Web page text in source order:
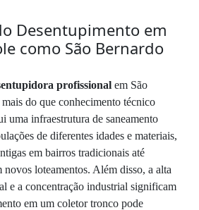
Desentupimento em
como São Bernardo
profissional em São
do que conhecimento técnico
uma infraestrutura de saneamento
de diferentes idades e materiais,
em bairros tradicionais até
novos loteamentos. Além disso, a alta
e a concentração industrial significam
em um coletor tronco pode